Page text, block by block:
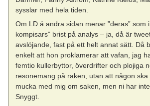
sysslar med hela tiden.
Om LD å andra sidan menar ”deras” som
kompisars” brist på analys – ja, då är
avslöjande, fast på ett helt annat sätt. Då
enkelt att hon proklamerar att vafan, jag
femtio kullerbyttor, överdrifter och plojiga
resonemang på raken, utan att någon ska
mucka med mig om saken, men ni har
Snyggt.